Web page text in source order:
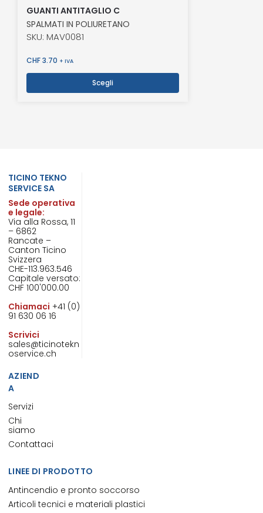
GUANTI ANTITAGLIO C
SPALMATI IN POLIURETANO
SKU: MAV0081
CHF3.70 + IVA
Scegli
TICINO TEKNO
SERVICE SA
Sede operativa
e legale:
Via alla Rossa, 11
– 6862
Rancate –
Canton Ticino
Svizzera
CHE-113.963.546
Capitale versato:
CHF 100'000.00
Chiamaci +41 (0)
91 630 06 16
Scrivici
sales@ticinotekn
oservice.ch
AZIEND
A
Servizi
Chi
siamo
Contattaci
LINEE DI PRODOTTO
Antincendio e pronto soccorso
Articoli tecnici e materiali plastici